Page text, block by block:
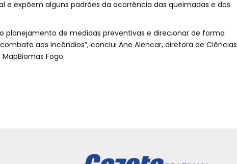
e expõem alguns padrões da ocorrência das queimadas e dos
planejamento de medidas preventivas e direcionar de forma
aos incêndios”, conclui Ane Alencar, diretora de Ciências
Fogo.